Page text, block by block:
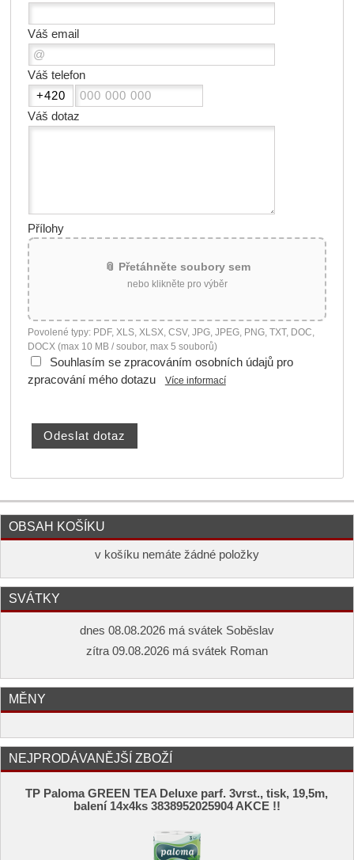
Váš email
Váš telefon
Váš dotaz
Přílohy
📎 Přetáhněte soubory sem
nebo klikněte pro výběr
Povolené typy: PDF, XLS, XLSX, CSV, JPG, JPEG, PNG, TXT, DOC,
DOCX (max 10 MB / soubor, max 5 souborů)
Souhlasím se zpracováním osobních údajů pro
zpracování mého dotazu
Více informací
OBSAH KOŠÍKU
v košíku nemáte žádné položky
SVÁTKY
dnes 08.08.2026 má svátek Soběslav
zítra 09.08.2026 má svátek Roman
MĚNY
NEJPRODÁVANĚJŠÍ ZBOŽÍ
TP Paloma GREEN TEA Deluxe parf. 3vrst., tisk, 19,5m,
balení 14x4ks 3838952025904 AKCE !!